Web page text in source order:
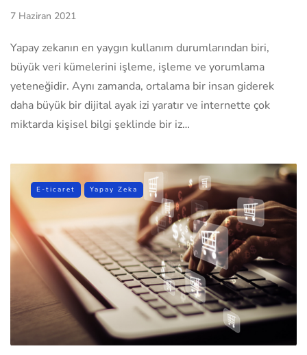
7 Haziran 2021
Yapay zekanın en yaygın kullanım durumlarından biri,
büyük veri kümelerini işleme, işleme ve yorumlama
yeteneğidir. Aynı zamanda, ortalama bir insan giderek
daha büyük bir dijital ayak izi yaratır ve internette çok
miktarda kişisel bilgi şeklinde bir iz…
E-ticaret Yapay Zeka